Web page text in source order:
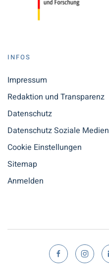
INFOS
Impressum
Redaktion und Transparenz
Datenschutz
Datenschutz Soziale Medien
Cookie Einstellungen
Sitemap
Anmelden